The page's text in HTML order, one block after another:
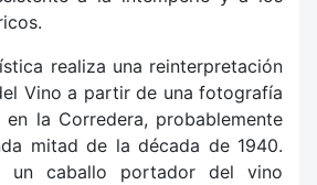
realiza una reinterpretación
Vino a partir de una fotografía
la Corredera, probablemente
mitad de la década de 1940.
un caballo portador del vino